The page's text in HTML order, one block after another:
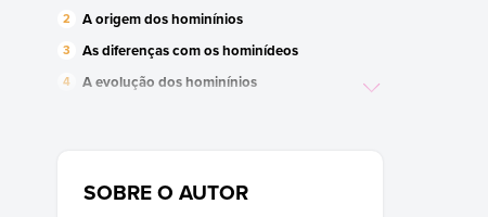
A origem dos hominínios
As diferenças com os hominídeos
A evolução dos hominínios
SOBRE O AUTOR